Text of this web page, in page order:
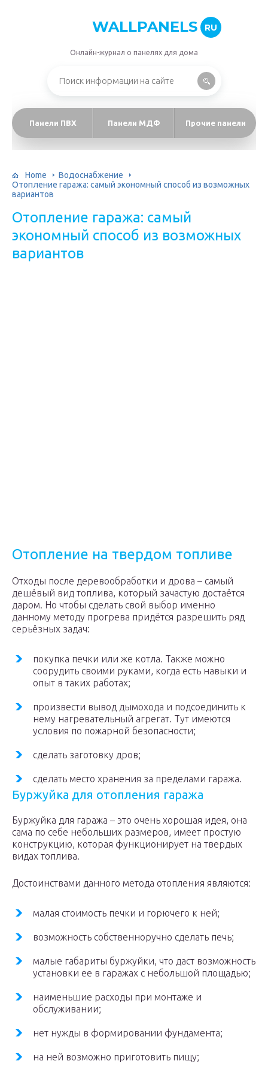
WALLPANELS RU
Онлайн-журнал о панелях для дома
Панели ПВХ Панели МДФ Прочие панели
Home
Водоснабжение
Отопление гаража: самый экономный способ из возможных
вариантов
Отопление гаража: самый
экономный способ из возможных
вариантов
Отопление на твердом топливе
Отходы после деревообработки и дрова – самый
дешёвый вид топлива, который зачастую достаётся
даром. Но чтобы сделать свой выбор именно
данному методу прогрева придётся разрешить ряд
серьёзных задач:
покупка печки или же котла. Также можно
соорудить своими руками, когда есть навыки и
опыт в таких работах;
произвести вывод дымохода и подсоединить к
нему нагревательный агрегат. Тут имеются
условия по пожарной безопасности;
сделать заготовку дров;
сделать место хранения за пределами гаража.
Буржуйка для отопления гаража
Буржуйка для гаража – это очень хорошая идея, она
сама по себе небольших размеров, имеет простую
конструкцию, которая функционирует на твердых
видах топлива.
Достоинствами данного метода отопления являются:
малая стоимость печки и горючего к ней;
возможность собственноручно сделать печь;
малые габариты буржуйки, что даст возможность
установки ее в гаражах с небольшой площадью;
наименьшие расходы при монтаже и
обслуживании;
нет нужды в формировании фундамента;
на ней возможно приготовить пищу;